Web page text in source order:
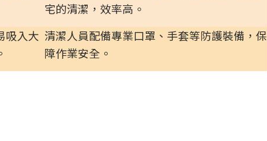
宅的清潔，效率高。
吸入大 清潔人員配備專業口罩、手套等防護裝備，保
障作業安全。